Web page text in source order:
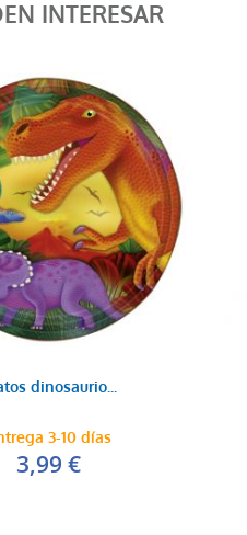
INTERESAR
dinosaurio...
3-10 días
3,99 €